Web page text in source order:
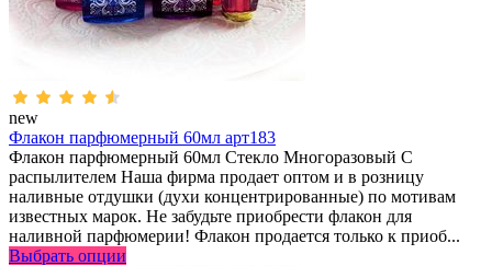
new
Флакон парфюмерный 60мл арт183
Флакон парфюмерный 60мл Стекло Многоразовый С
распылителем Наша фирма продает оптом и в розницу
наливные отдушки (духи концентрированные) по мотивам
известных марок. Не забудьте приобрести флакон для
наливной парфюмерии! Флакон продается только к приоб...
Выбрать опции